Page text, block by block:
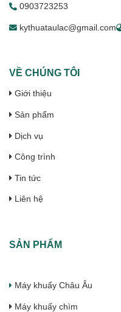
0903723253
kythuataulac@gmail.com
VỀ CHÚNG TÔI
Giới thiệu
Sản phẩm
Dịch vụ
Công trình
Tin tức
Liên hệ
SẢN PHẨM
Máy khuấy Châu Âu
Máy khuấy chìm